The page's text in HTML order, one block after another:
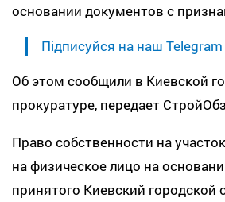
основании документов с
Підписуйся на наш Telegram
Об этом сообщили в Киевской
прокуратуре, передает
Право собственности на
на физическое лицо на
принятого Киевский городской